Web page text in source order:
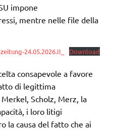
impone
mentre nelle file della
24.05.2026.II_ Download
consapevole a favore
di legittima
Scholz, Merz, la
i loro litigi
la causa del fatto che ai